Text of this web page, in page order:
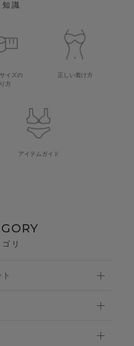
知識
イズの
方
正しい着け方
アイテムガイド
リ